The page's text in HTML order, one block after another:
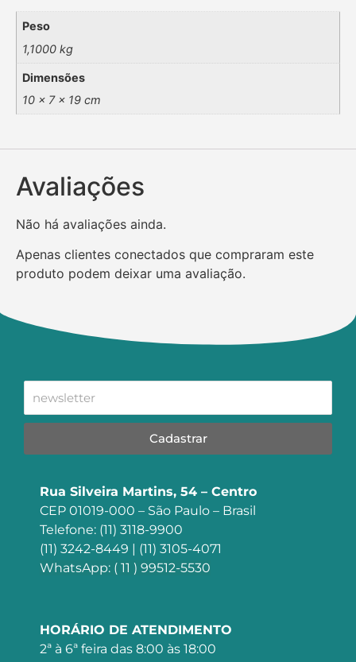
Peso
1,1000 kg
Dimensões
10 × 7 × 19 cm
Avaliações
Não há avaliações ainda.
Apenas clientes conectados que compraram este
produto podem deixar uma avaliação.
Cadastrar
Rua Silveira Martins, 54 – Centro
CEP 01019-000 – São Paulo – Brasil
Telefone: (11) 3118-9900
(11) 3242-8449 | (11) 3105-4071
WhatsApp: ( 11 ) 99512-5530
HORÁRIO DE ATENDIMENTO
2ª à 6ª feira das 8:00 às 18:00